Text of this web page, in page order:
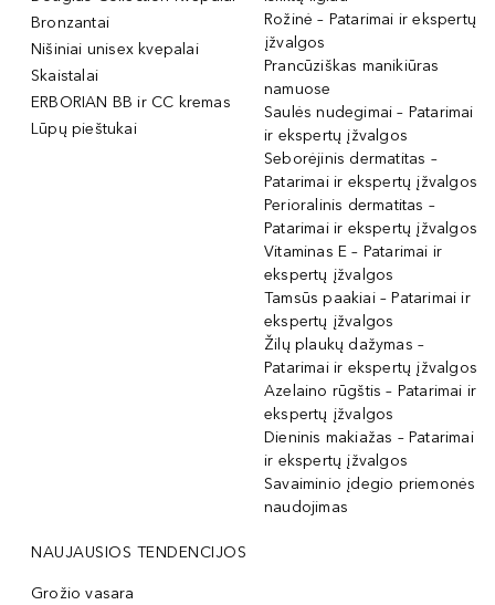
Bronzantai
Nišiniai unisex kvepalai
Skaistalai
ERBORIAN BB ir CC kremas
Lūpų pieštukai
Rožinė – Patarimai ir ekspertų
įžvalgos
Prancūziškas manikiūras
namuose
Saulės nudegimai – Patarimai
ir ekspertų įžvalgos
Seborėjinis dermatitas –
Patarimai ir ekspertų įžvalgos
Perioralinis dermatitas –
Patarimai ir ekspertų įžvalgos
Vitaminas E – Patarimai ir
ekspertų įžvalgos
Tamsūs paakiai – Patarimai ir
ekspertų įžvalgos
Žilų plaukų dažymas –
Patarimai ir ekspertų įžvalgos
Azelaino rūgštis – Patarimai ir
ekspertų įžvalgos
Dieninis makiažas – Patarimai
ir ekspertų įžvalgos
Savaiminio įdegio priemonės
naudojimas
NAUJAUSIOS TENDENCIJOS
Grožio vasara